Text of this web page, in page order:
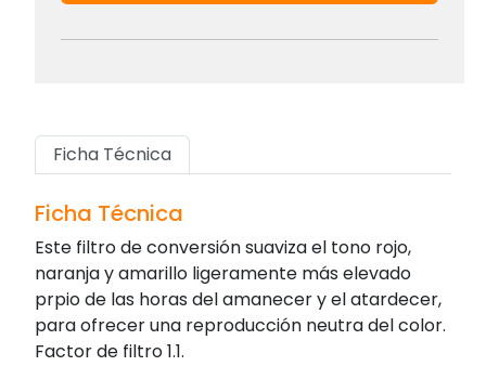
Ficha Técnica
Ficha Técnica
Este filtro de conversión suaviza el tono rojo,
naranja y amarillo ligeramente más elevado
prpio de las horas del amanecer y el atardecer,
para ofrecer una reproducción neutra del color.
Factor de filtro 1.1.